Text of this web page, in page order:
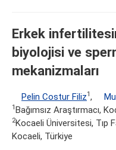
Erkek
biyolojisi ve
mekanizmaları
Pelin Costur Filiz1 ,
1 Bağımsız Araştırmacı,
2Kocaeli Üniversitesi, Tıp
Kocaeli, Türkiye